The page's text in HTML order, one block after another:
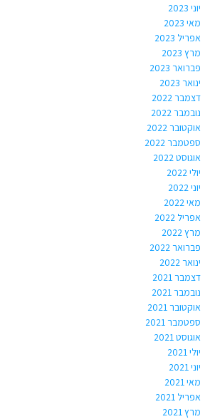
יוני 2023
מאי 2023
אפריל 2023
מרץ 2023
פברואר 2023
ינואר 2023
דצמבר 2022
נובמבר 2022
אוקטובר 2022
ספטמבר 2022
אוגוסט 2022
יולי 2022
יוני 2022
מאי 2022
אפריל 2022
מרץ 2022
פברואר 2022
ינואר 2022
דצמבר 2021
נובמבר 2021
אוקטובר 2021
ספטמבר 2021
אוגוסט 2021
יולי 2021
יוני 2021
מאי 2021
אפריל 2021
מרץ 2021